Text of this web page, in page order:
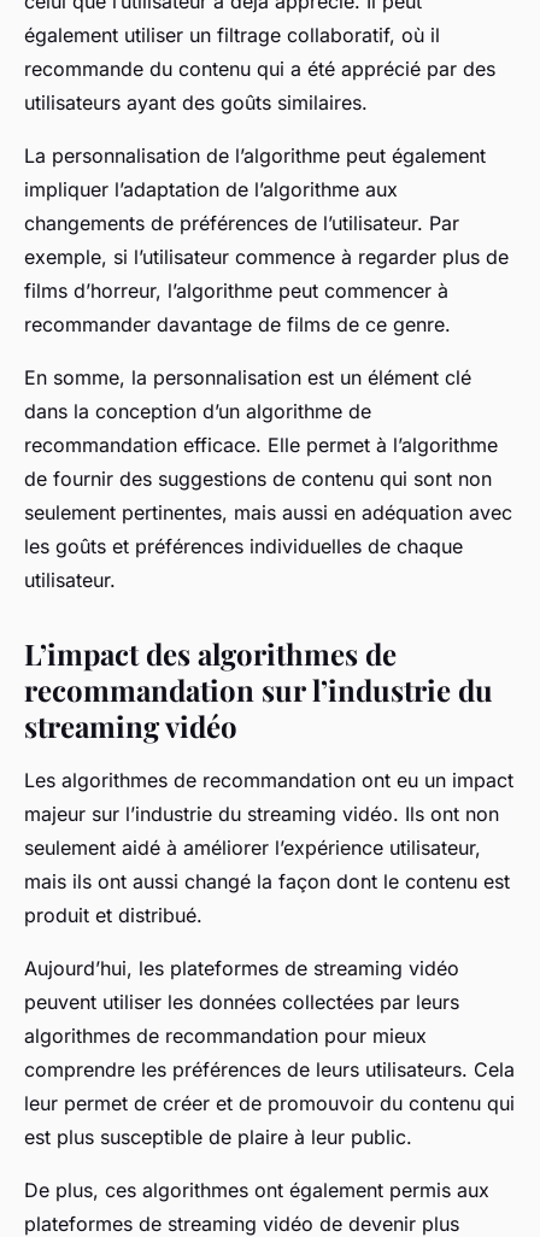
également utiliser un filtrage collaboratif, où il
recommande du contenu qui a été apprécié par des
utilisateurs ayant des goûts similaires.
La personnalisation de l’algorithme peut également
impliquer l’adaptation de l’algorithme aux
changements de préférences de l’utilisateur. Par
exemple, si l’utilisateur commence à regarder plus de
films d’horreur, l’algorithme peut commencer à
recommander davantage de films de ce genre.
En somme, la personnalisation est un élément clé
dans la conception d’un algorithme de
recommandation efficace. Elle permet à l’algorithme
de fournir des suggestions de contenu qui sont non
seulement pertinentes, mais aussi en adéquation avec
les goûts et préférences individuelles de chaque
utilisateur.
L’impact des algorithmes de
recommandation sur l’industrie du
streaming vidéo
Les algorithmes de recommandation ont eu un impact
majeur sur l’industrie du streaming vidéo. Ils ont non
seulement aidé à améliorer l’expérience utilisateur,
mais ils ont aussi changé la façon dont le contenu est
produit et distribué.
Aujourd’hui, les plateformes de streaming vidéo
peuvent utiliser les données collectées par leurs
algorithmes de recommandation pour mieux
comprendre les préférences de leurs utilisateurs. Cela
leur permet de créer et de promouvoir du contenu qui
est plus susceptible de plaire à leur public.
De plus, ces algorithmes ont également permis aux
plateformes de streaming vidéo de devenir plus